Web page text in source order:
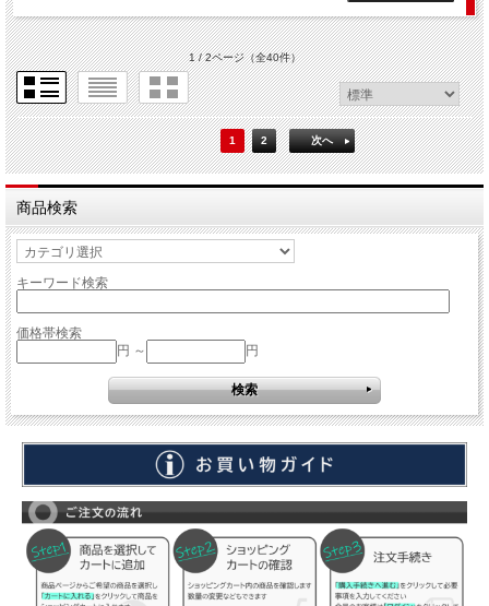
1 / 2ページ（全40件）
1 2 次へ
商品検索
キーワード検索
価格帯検索
円 ～
円